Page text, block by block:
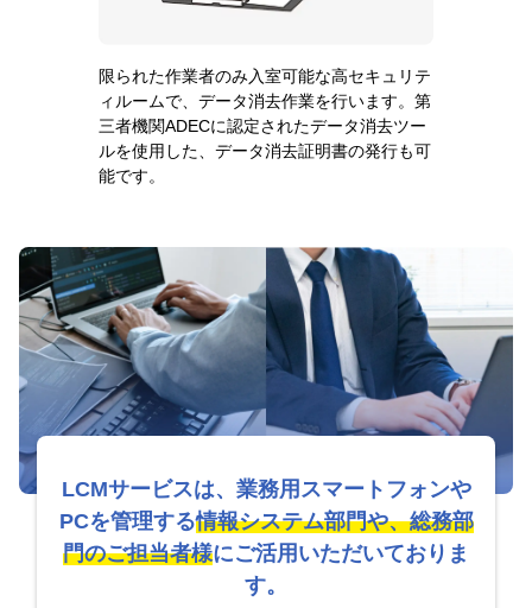
限られた作業者のみ入室可能な高セキュリテ
ィルームで、データ消去作業を行います。第
三者機関ADECに認定されたデータ消去ツー
ルを使用した、データ消去証明書の発行も可
能です。
LCMサービスは、業務用スマートフォンや
PCを管理する情報システム部門や、総務部
門のご担当者様にご活用いただいておりま
す。